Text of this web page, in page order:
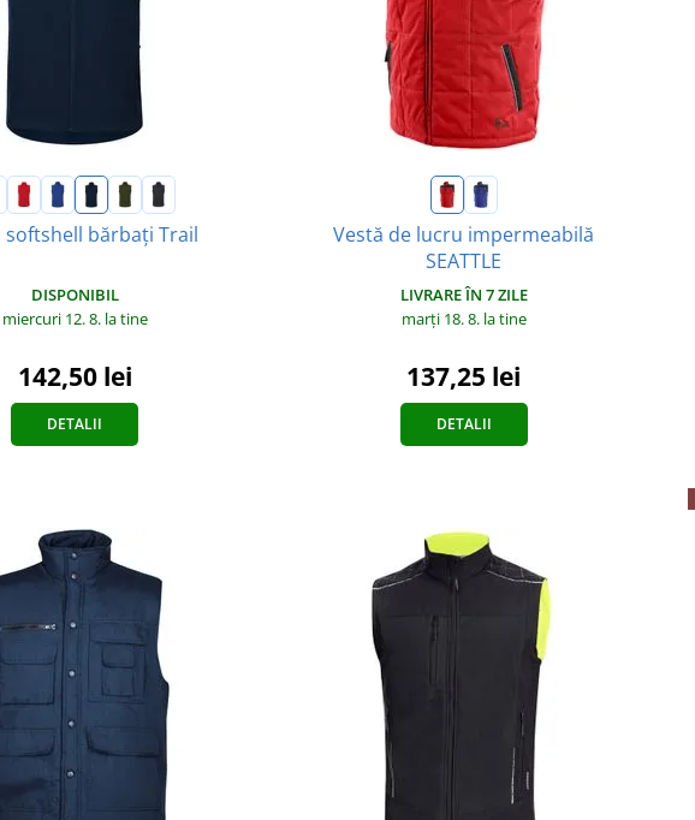
softshell bărbați Trail
DISPONIBIL
miercuri 12. 8. la tine
142,50 lei
DETALII
Vestă de lucru impermeabilă
SEATTLE
LIVRARE ÎN 7 ZILE
marți 18. 8. la tine
137,25 lei
DETALII